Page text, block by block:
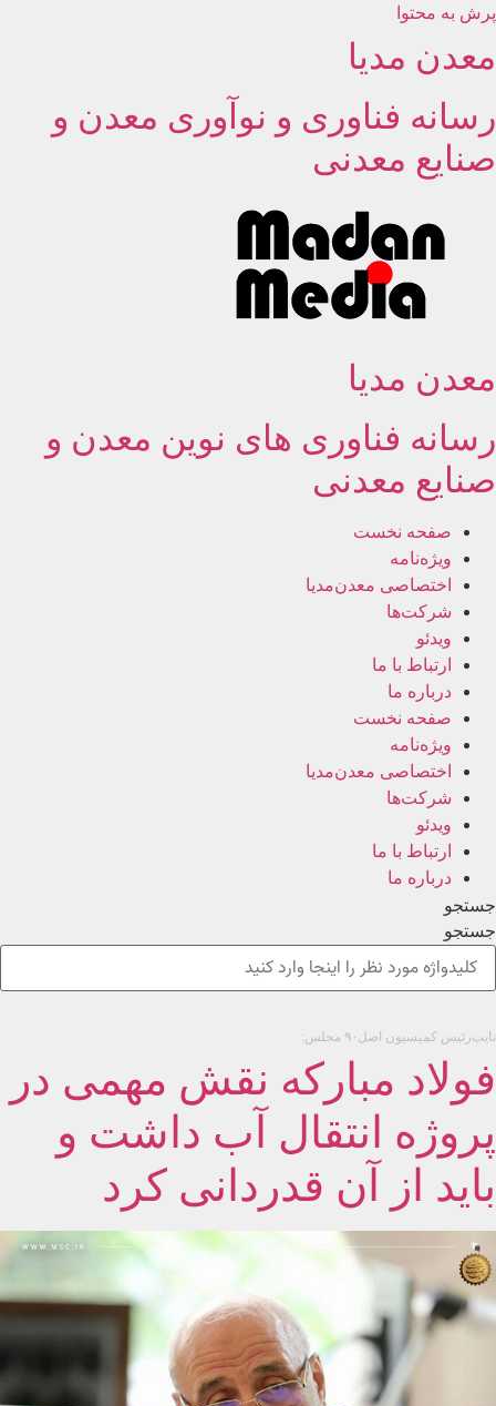
پرش به محتوا
معدن مدیا
رسانه فناوری و نوآوری معدن و
صنایع معدنی
معدن مدیا
رسانه فناوری های نوین معدن و
صنایع معدنی
صفحه نخست
ویژه‌نامه
اختصاصی معدن‌مدیا
شرکت‌ها
ویدئو
ارتباط با ما
درباره ما
صفحه نخست
ویژه‌نامه
اختصاصی معدن‌مدیا
شرکت‌ها
ویدئو
ارتباط با ما
درباره ما
جستجو
جستجو
نایب‌رئیس کمیسیون اصل‌٩٠ مجلس‌:
فولاد مبارکه نقش مهمی در
پروژه انتقال آب داشت و
باید از آن قدردانی کرد